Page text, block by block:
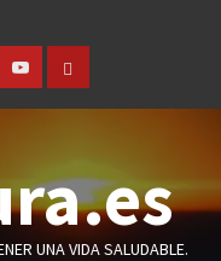
YoutubeAmazon
UNA VIDA SALUDABLE.